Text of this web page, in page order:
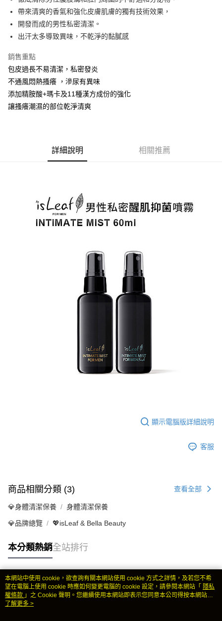
街口支付
悠遊付
ATM付款
全家取貨付款
每筆NT$60，滿NT$599(含以上)免運費
7-11取貨付款
NAF海外配送EMS 查看運費
帶來清爽的香氣和強化皮膚肌膚的獨有技術效果，
開發而成的男性私密清潔。
出汗太多導致異味，不乾淨的黏膩感
銷售重點
包皮過長不易清潔，私密發炎
不通風悶熱搔癢 ，滲尿有異味
添加精胺酸+瑪卡及11種漢方成份的強化
讓搔癢潮濕的部位乾淨清爽
詳細說明 相關推薦
顯示電腦版詳細說明
客服
商品相關分類 (3) 查看全部
💎身體清潔保養 身體清潔保養
💎品牌總覽 💖isLeaf & Bella Beauty
本分類熱銷全站排行
熱門標籤
本網站中使用 cookie，欲查詢有關本網站使用 cookie 方式之詳情，及若您不希
望在電腦上使用 cookie 時應如何變更電腦的 cookie 設定，請參閱本網站「 隱私
權條款 」之 Cookie 聲明。您繼續使用本網站即表示您同意本公司得按本網站使
用條款之 Cookie 聲明使用 cookie。
了解更多 >